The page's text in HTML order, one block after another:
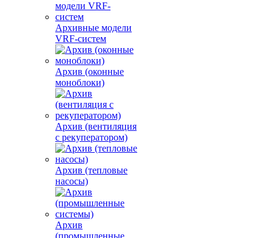
Архивные модели
VRF-систем
Архив (оконные
моноблоки)
Архив (вентиляция
с рекуператором)
Архив (тепловые
насосы)
Архив
(промышленные